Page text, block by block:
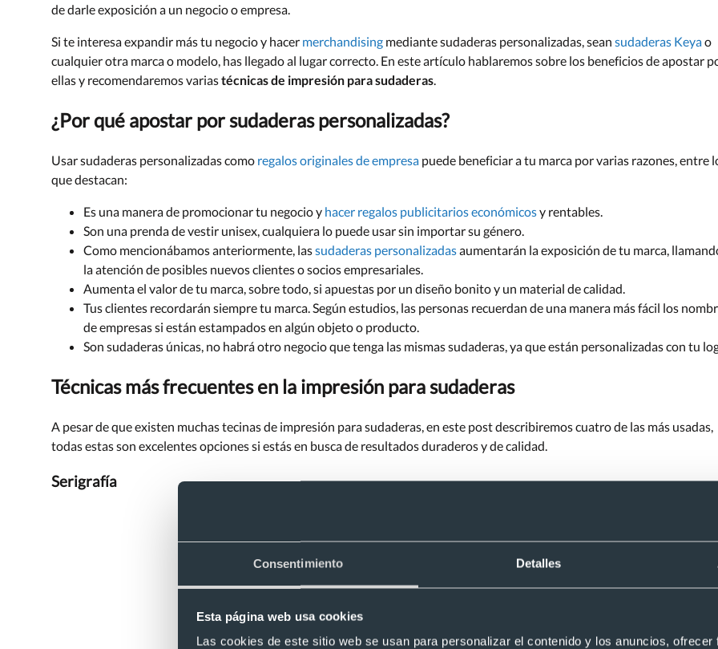
Consentimiento Detalles
Esta página web usa cookies
Las cookies de este sitio web se usan para personalizar el contenido y los anuncios,
de darle exposición a un negocio o empresa.
Si te interesa expandir más tu negocio y hacer merchandising mediante sudaderas personalizadas, sean sudaderas Keyao
cualquier otra marca o modelo, has llegado al lugar correcto. En este artículo hablaremos sobre los beneficios de apostar
ellas y recomendaremos variastécnicas de impresión para sudaderas.
¿Por qué apostar por sudaderas personalizadas?
Usar sudaderas personalizadas como regalos originales de empresa puede beneficiar a tu marca por varias razones, entre
que destacan:
Es una manera de promocionar tu negocio y hacer regalos publicitarios económicosy rentables.
Son una prenda de vestir unisex, cualquiera lo puede usar sin importar su género.
Como mencionábamos anteriormente, lassudaderas personalizadasaumentarán la exposición de tu marca,
la atención de posibles nuevos clientes o socios empresariales.
Aumenta el valor de tu marca, sobre todo, si apuestas por un diseño bonito y un material de calidad.
Tus clientes recordarán siempre tu marca. Según estudios, las personas recuerdan de una manera más fácil los
de empresas si están estampados en algún objeto o producto.
Son sudaderas únicas, no habrá otro negocio que tenga las mismas sudaderas, ya que están personalizadas con tu
Técnicas más frecuentes en la impresión para sudaderas
A pesar de que existen muchas tecinas de impresión para sudaderas, en este post describiremos cuatro de las más usadas,
todas estas son excelentes opciones si estás en busca de resultados duraderos y de calidad.
Serigrafía